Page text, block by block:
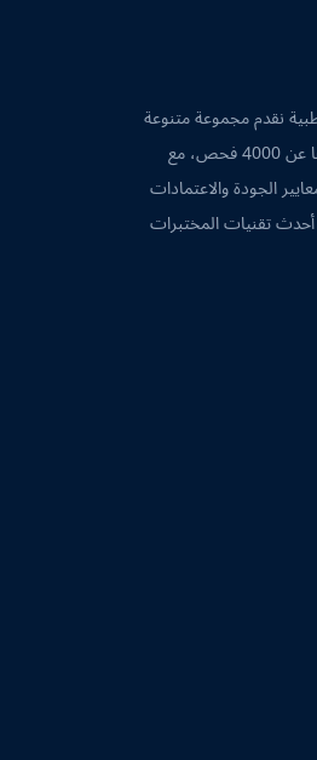
نقدم مجموعة متنوعة
من الفحوصات والتي تزيد عددها عن 4000 فحص، مع
الجودة والاعتمادات
تقنيات المختبرات